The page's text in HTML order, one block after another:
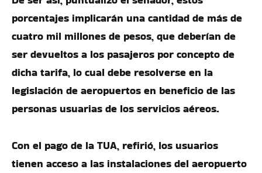
porcentajes implicarán una cantidad de más de
cuatro mil millones de pesos, que deberían de
ser devueltos a los pasajeros por concepto de
dicha tarifa, lo cual debe resolverse en la
legislación de aeropuertos en beneficio de las
personas usuarias de los servicios aéreos.
Con el pago de la TUA, refirió, los usuarios
tienen acceso a las instalaciones del aeropuerto